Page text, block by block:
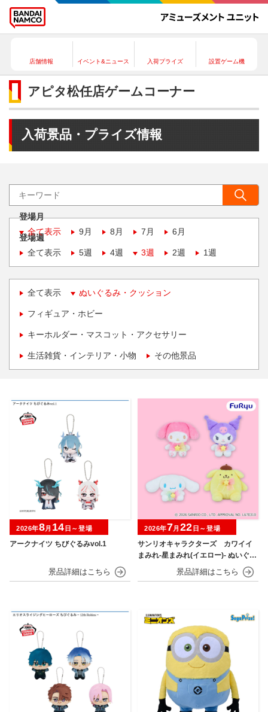
店舗情報 イベント&ニュース 入荷プライズ 設置ゲーム機
アピタ松任店ゲームコーナー
入荷景品・プライズ情報
登場月
全て表示
9月 8月 7月 6月
登場週
全て表示
5週 4週 3週 2週 1週
全て表示 ぬいぐるみ・クッション
フィギュア・ホビー
キーホルダー・マスコット・アクセサリー
生活雑貨・インテリア・小物 その他景品
アークナイツ ちびぐるみvol.1
2026年8月 14 日～登場
サンリオキャラクターズ カワイイ
まみれ-星まみれ(イエロー)- ぬいぐる
2026年7月 22 日～登場